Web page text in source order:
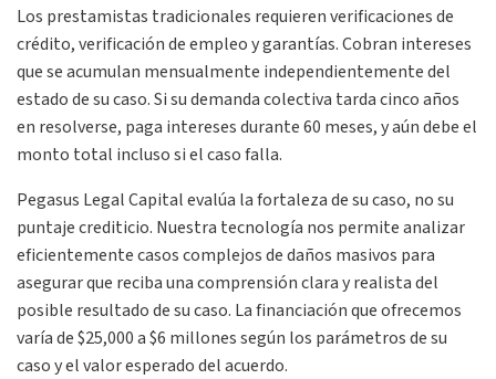
Los prestamistas tradicionales requieren verificaciones de
crédito, verificación de empleo y garantías. Cobran intereses
que se acumulan mensualmente independientemente del
estado de su caso. Si su demanda colectiva tarda cinco años
en resolverse, paga intereses durante 60 meses, y aún debe el
monto total incluso si el caso falla.
Pegasus Legal Capital evalúa la fortaleza de su caso, no su
puntaje crediticio. Nuestra tecnología nos permite analizar
eficientemente casos complejos de daños masivos para
asegurar que reciba una comprensión clara y realista del
posible resultado de su caso. La financiación que ofrecemos
varía de $25,000 a $6 millones según los parámetros de su
caso y el valor esperado del acuerdo.